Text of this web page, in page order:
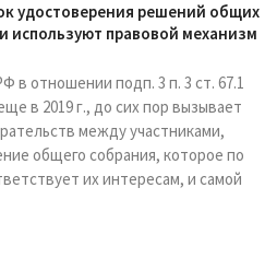
удостоверения решений общих
используют правовой механизм
в отношении подп. 3 п. 3 ст. 67.1
в 2019 г., до сих пор вызывает
между участниками,
общего собрания, которое по
их интересам, и самой